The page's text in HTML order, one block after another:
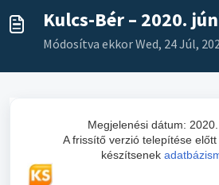
Kulcs-Bér – 2020.
Módosítva ekkor Wed, 24 Júl,
Megjelenési dátum:
A frissítő verzió telepítése
készítsenek